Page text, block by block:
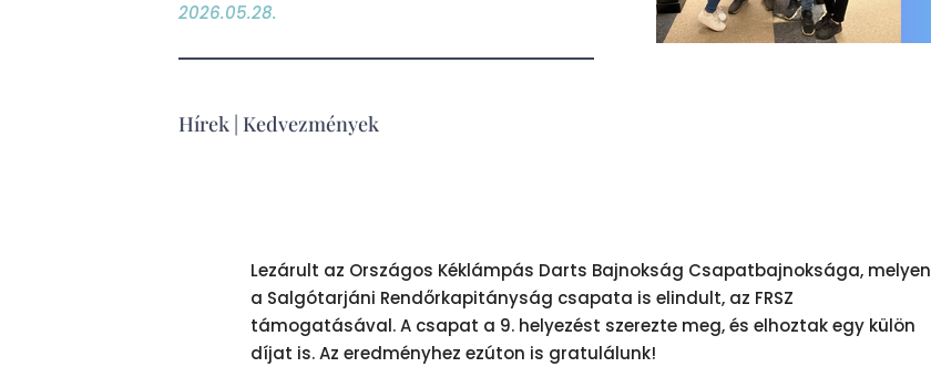
2026.05.28.
Hírek Kedvezmények
Lezárult az Országos Kéklámpás Darts Bajnokság Csapatbajnoksága, melyen
a Salgótarjáni Rendőrkapitányság csapata is elindult, az FRSZ
támogatásával. A csapat a 9. helyezést szerezte meg, és elhoztak egy külön
díjat is. Az eredményhez ezúton is gratulálunk!